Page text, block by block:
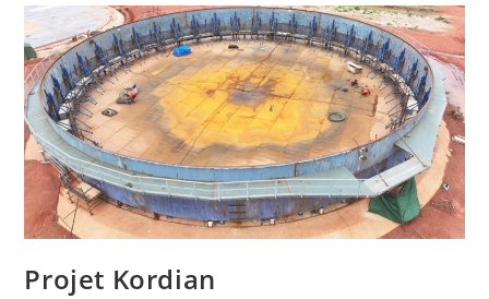
Projet Kordian